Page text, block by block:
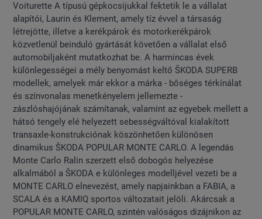
Voiturette A típusú gépkocsijukkal fektetik le a vállalat
alapítói, Laurin és Klement, amely tíz évvel a társaság
létrejötte, illetve a kerékpárok és motorkerékpárok
közvetlenül beinduló gyártását követően a vállalat első
automobiljaként mutatkozhat be. A harmincas évek
különlegességei a mély benyomást keltő ŠKODA SUPERB
modellek, amelyek már ekkor a márka - bőséges térkínálat
és színvonalas menetkényelem jellemezte -
zászlóshajójának számítanak, valamint az egyebek mellett a
hátsó tengely elé helyezett sebességváltóval kialakított
transaxle-konstrukciónak köszönhetően különösen
dinamikus ŠKODA POPULAR MONTE CARLO. A legendás
Monte Carlo Ralin szerzett első dobogós helyezése
alkalmából a ŠKODA e különleges modelljével vezeti be a
MONTE CARLO elnevezést, amely napjainkban a FABIA, a
SCALA és a KAMIQ sportos változatait jelöli. Akárcsak a
POPULAR MONTE CARLO, szintén valóságos dizájnikon az